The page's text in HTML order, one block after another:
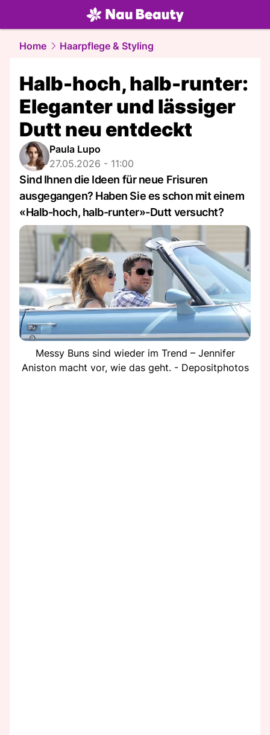
beauty.NAU.ch
Home Haarpflege & Styling
Halb-hoch, halb-runter:
Eleganter und lässiger
Dutt neu entdeckt
Paula Lupo
27.05.2026 - 11:00
Sind Ihnen die Ideen für neue Frisuren
ausgegangen? Haben Sie es schon mit einem
«Halb-hoch, halb-runter»-Dutt versucht?
Messy Buns sind wieder im Trend – Jennifer
Aniston macht vor, wie das geht. - Depositphotos